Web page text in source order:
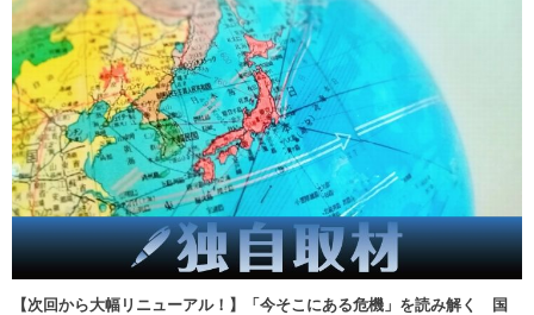
【次回から大幅リニューアル！】「今そこにある危機」を読み解く 国